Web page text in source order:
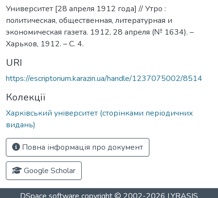
Университет [28 апреля 1912 года] // Утро :
политическая, общественная, литературная и
экономическая газета. 1912, 28 апреля (№ 1634). –
Харьков, 1912. – С. 4.
URI
https://escriptorium.karazin.ua/handle/1237075002/8514
Колекції
Харківський університет (сторінками періодичних
видань)
Повна інформація про документ
Google Scholar